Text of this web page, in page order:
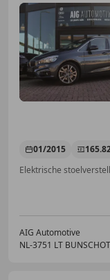
01/2015
AIG Automotive
NL-3751 LT